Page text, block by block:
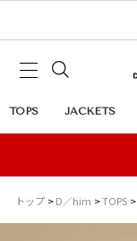
TOPS JACKETS
トップ D／him TOPS